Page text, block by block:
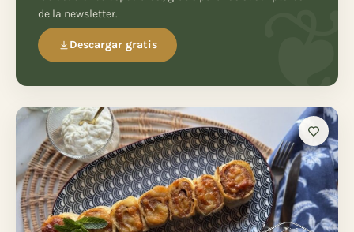
de la newsletter.
Descargar gratis